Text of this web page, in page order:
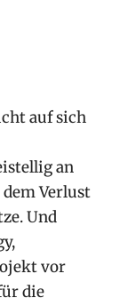
auf sich
an
Verlust
Und
vor
die